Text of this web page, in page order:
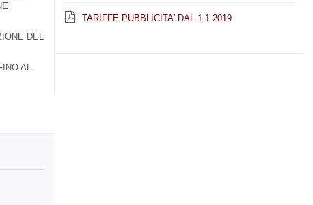
DEL
AL
TARIFFE PUBBLICITA' DAL 1.1.2019